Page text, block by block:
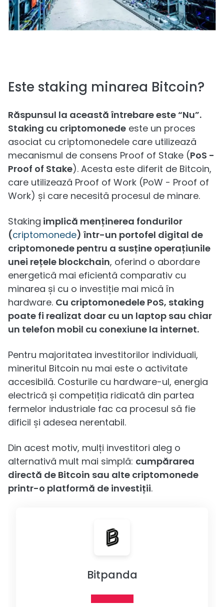
Este staking minarea Bitcoin?
Răspunsul la această întrebare este “Nu”.
Staking cu criptomonede este un proces
asociat cu criptomonedele care utilizează
mecanismul de consens Proof of Stake (PoS -
Proof of Stake). Acesta este diferit de Bitcoin,
care utilizează Proof of Work (PoW - Proof of
Work) și care necesită procesul de minare.
Staking implică menținerea fondurilor
(criptomonede) într-un portofel digital de
criptomonede pentru a susține operațiunile
unei rețele blockchain, oferind o abordare
energetică mai eficientă comparativ cu
minarea și cu o investiție mai mică în
hardware. Cu criptomonedele PoS, staking
poate fi realizat doar cu un laptop sau chiar
un telefon mobil cu conexiune la internet.
Pentru majoritatea investitorilor individuali,
mineritul Bitcoin nu mai este o activitate
accesibilă. Costurile cu hardware-ul, energia
electrică și competiția ridicată din partea
fermelor industriale fac ca procesul să fie
dificil și adesea nerentabil.
Din acest motiv, mulți investitori aleg o
alternativă mult mai simplă: cumpărarea
directă de Bitcoin sau alte criptomonede
printr-o platformă de investiții.
Bitpanda